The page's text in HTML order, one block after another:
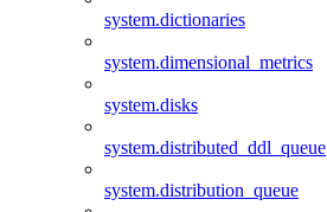
system.dictionaries
system.dimensional_metrics
system.disks
system.distributed_ddl_queue
system.distribution_queue